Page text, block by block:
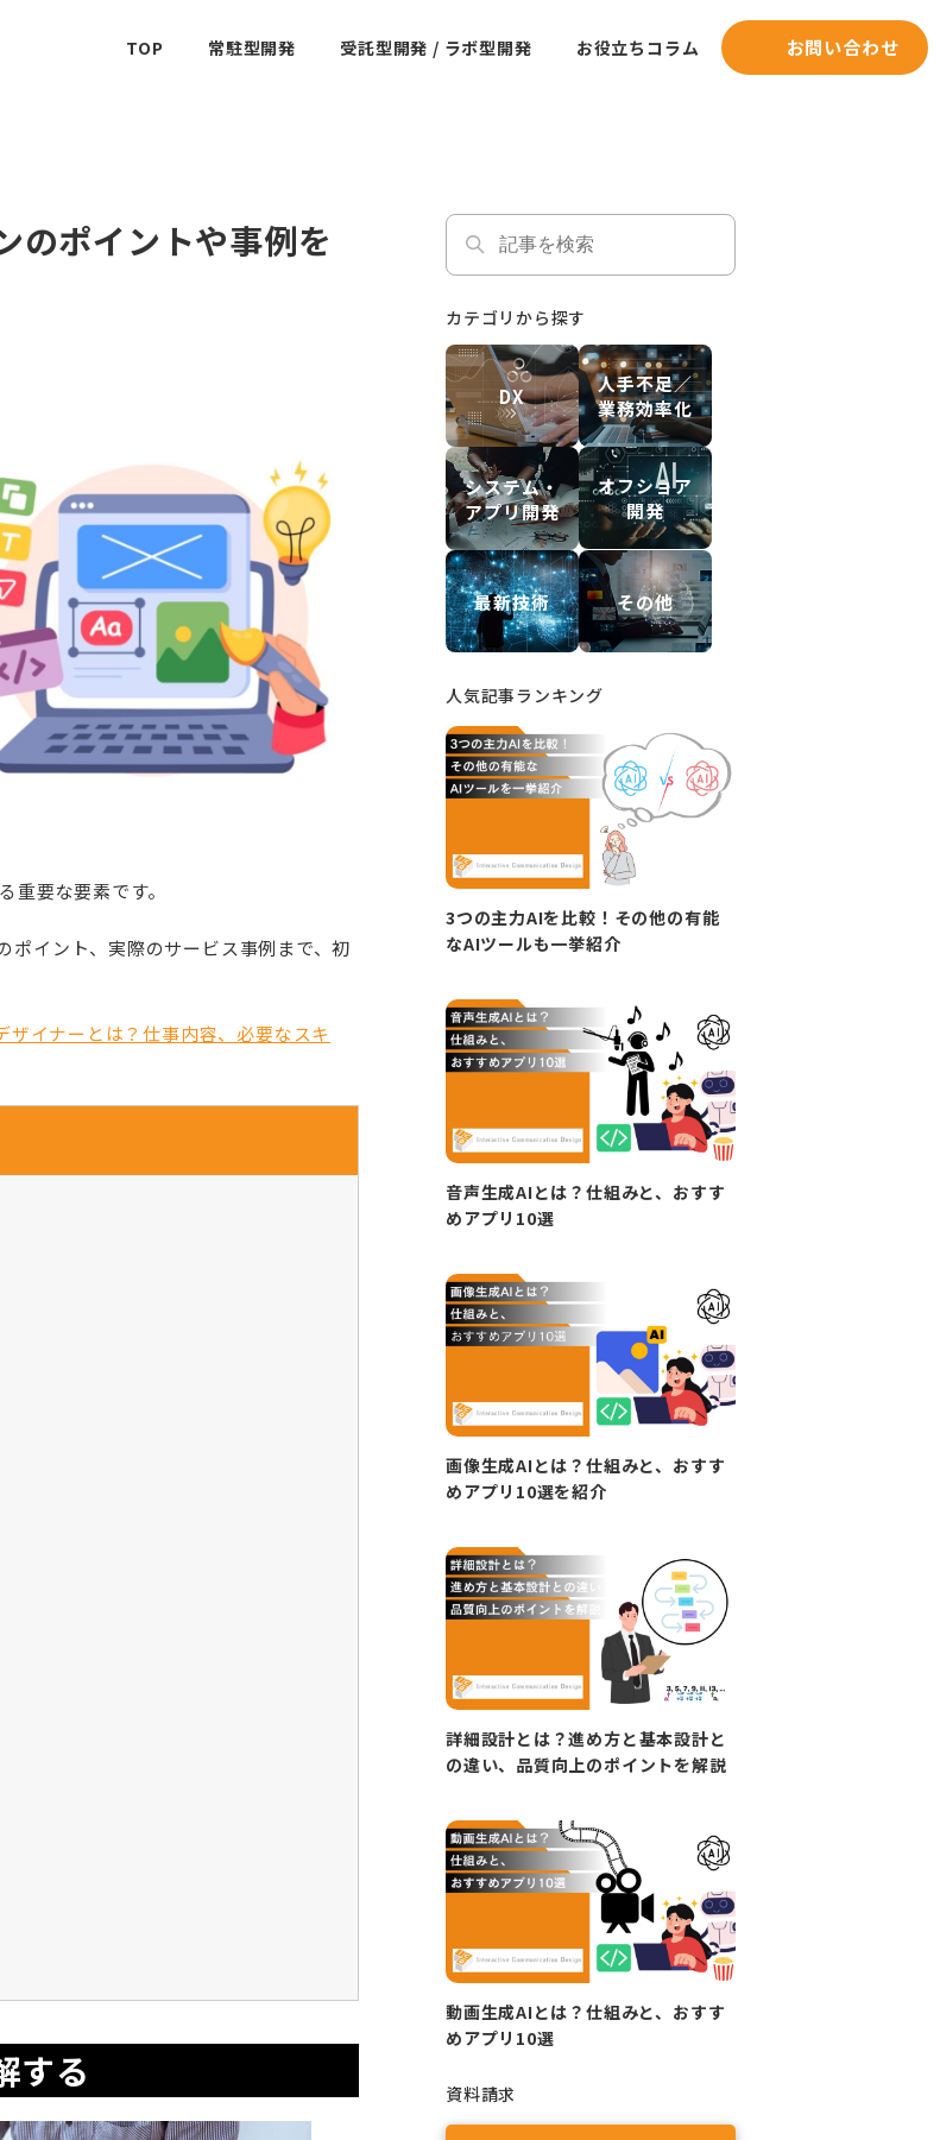
TOP 常駐型開発 受託型開発 / ラボ型開発 お役立ちコラム お問い合わせ
のポイントや事例を
要な要素です。
イント、実際のサービス事例まで、初
ザイナーとは？仕事内容、必要なスキ
する
カテゴリから探す
DX
人手不足／
業務効率化
システム・
アプリ開発
オフショア
開発
最新技術 その他
人気記事ランキング
3つの主力AIを比較！その他の有能
なAIツールも一挙紹介
音声生成AIとは？仕組みと、おすす
めアプリ10選
画像生成AIとは？仕組みと、おすす
めアプリ10選を紹介
詳細設計とは？進め方と基本設計と
の違い、品質向上のポイントを解説
動画生成AIとは？仕組みと、おすす
めアプリ10選
資料請求